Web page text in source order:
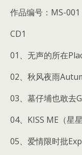
作品编号：MS-001
CD1
01、无声的所在
02、秋风夜雨
03、墓仔埔也敢去
04、KISS ME（星
05、爱情限时批